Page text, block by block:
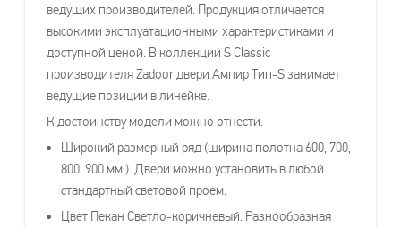
ведущих производителей. Продукция отличается
высокими эксплуатационными характеристиками и
доступной ценой. В коллекции S Classic
производителя Zadoor двери Ампир Тип-S занимает
ведущие позиции в линейке.
К достоинству модели можно отнести:
Широкий размерный ряд (ширина полотна 600, 700,
800, 900 мм.). Двери можно установить в любой
стандартный световой проем.
Цвет Пекан Светло-коричневый. Разнообразная